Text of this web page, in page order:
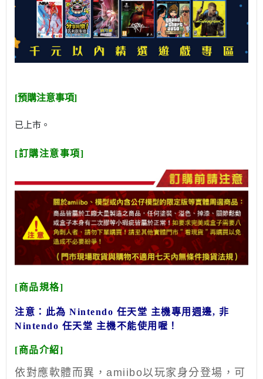
[預購注意事項]
已上市。
[訂購注意事項]
[商品規格]
注意：此為 Nintendo 任天堂 主機專用週邊, 非
Nintendo 任天堂 主機不能使用喔！
[商品介紹]
依對應軟體而異，amiibo以玩家身分登場，可